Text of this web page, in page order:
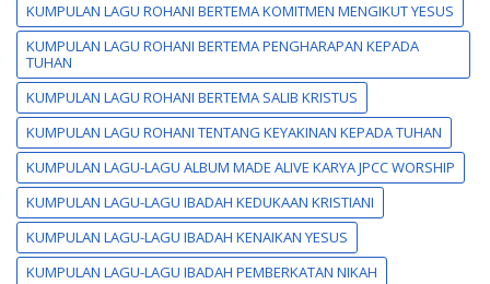
KUMPULAN LAGU ROHANI BERTEMA KOMITMEN MENGIKUT YESUS
KUMPULAN LAGU ROHANI BERTEMA PENGHARAPAN KEPADA
TUHAN
KUMPULAN LAGU ROHANI BERTEMA SALIB KRISTUS
KUMPULAN LAGU ROHANI TENTANG KEYAKINAN KEPADA TUHAN
KUMPULAN LAGU-LAGU ALBUM MADE ALIVE KARYA JPCC WORSHIP
KUMPULAN LAGU-LAGU IBADAH KEDUKAAN KRISTIANI
KUMPULAN LAGU-LAGU IBADAH KENAIKAN YESUS
KUMPULAN LAGU-LAGU IBADAH PEMBERKATAN NIKAH